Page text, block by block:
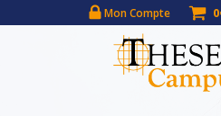
Mon Compte